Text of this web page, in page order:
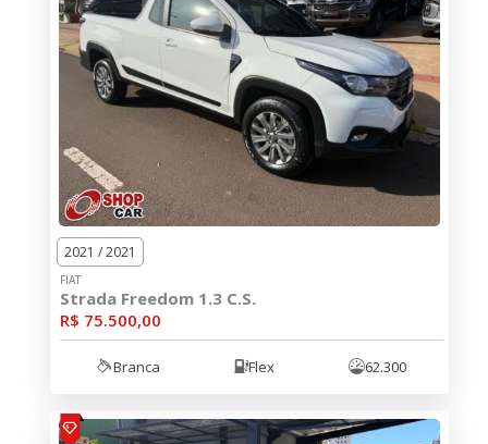
2021 / 2021
FIAT
Strada Freedom 1.3 C.S.
R$ 75.500,00
Branca Flex 62.300